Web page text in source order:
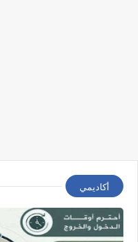
أكاديمي